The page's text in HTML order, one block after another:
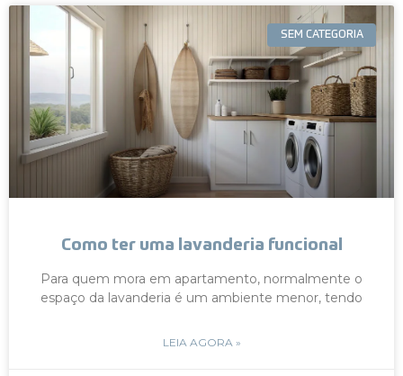
SEM CATEGORIA
Como ter uma lavanderia funcional
Para quem mora em apartamento, normalmente o
espaço da lavanderia é um ambiente menor, tendo
LEIA AGORA »